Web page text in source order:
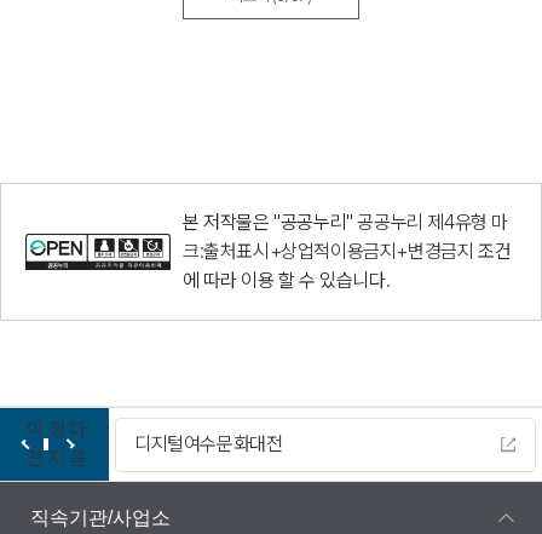
본 저작물은 "공공누리"공공누리 제4유형 마
크:출처표시+상업적이용금지+변경금지 조건
에 따라 이용 할 수 있습니다.
이
전
정
지
다
음
디지털여수문화대전
직속기관/사업소